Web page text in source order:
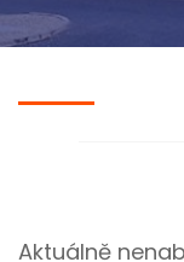
Aktuálně